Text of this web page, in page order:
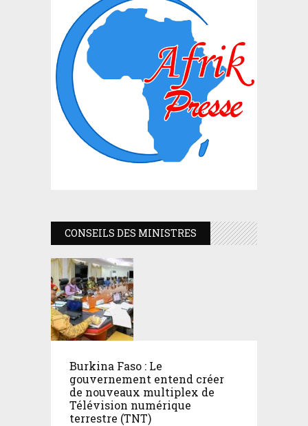
CONSEILS DES MINISTRES
Burkina Faso : Le
gouvernement entend créer
de nouveaux multiplex de
Télévision numérique
terrestre (TNT)